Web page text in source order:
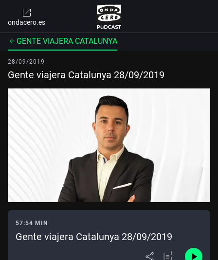
ondacero.es
GENTE VIAJERA CATALUNYA
28/09/2019
Gente viajera Catalunya 28/09/2019
57:54 MIN
Gente viajera Catalunya 28/09/2019